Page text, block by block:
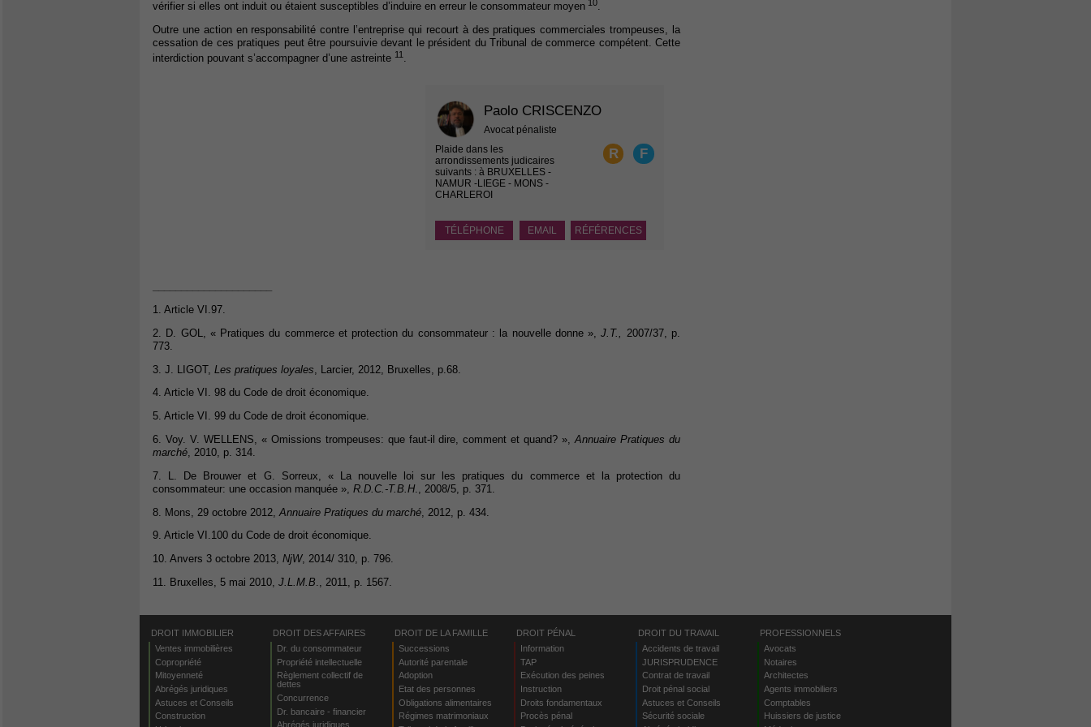
vérifier si elles ont induit ou étaient susceptibles d’induire en erreur le consommateur moyen 10.
Outre une action en responsabilité contre l’entreprise qui recourt à des pratiques commerciales trompeuses, la
cessation de ces pratiques peut être poursuivie devant le président du Tribunal de commerce compétent. Cette
interdiction pouvant s’accompagner d’une astreinte 11 .
Paolo CRISCENZO
Avocat pénaliste
R F
Plaide dans les
arrondissements judicaires
suivants : à BRUXELLES -
NAMUR -LIEGE - MONS -
CHARLEROI
TÉLÉPHONE EMAIL RÉFÉRENCES
1. Article VI.97.
2. D. GOL, « Pratiques du commerce et protection du consommateur : la nouvelle donne »,
J.T.,
2007/37, p.
773.
3. J. LIGOT, Les pratiques loyales , Larcier, 2012, Bruxelles, p.68.
4. Article VI. 98 du Code de droit économique.
5. Article VI. 99 du Code de droit économique.
6. Voy. V. WELLENS, « Omissions trompeuses: que faut-il dire, comment et quand? »,
Annuaire Pratiques du
marché , 2010, p. 314.
7. L. De Brouwer et G. Sorreux, « La nouvelle loi sur les pratiques du commerce et la protection du
consommateur: une occasion manquée », R.D.C.-T.B.H., 2008/5, p. 371.
8. Mons, 29 octobre 2012, Annuaire Pratiques du marché , 2012, p. 434.
9. Article VI.100 du Code de droit économique.
10. Anvers 3 octobre 2013, NjW, 2014/ 310, p. 796.
11. Bruxelles, 5 mai 2010, J.L.M.B ., 2011, p. 1567.
DROIT IMMOBILIER
Ventes immobilières
Copropriété
Mitoyenneté
Abrégés juridiques
Astuces et Conseils
Construction
DROIT DES AFFAIRES
Dr. du consommateur
Propriété intellectuelle
Règlement collectif de
dettes
Concurrence
Dr. bancaire - financier
Abrégés juridiques
DROIT DE LA FAMILLE
Successions
Autorité parentale
Adoption
Etat des personnes
Obligations alimentaires
Régimes matrimoniaux
DROIT PÉNAL
Information
TAP
Exécution des peines
Instruction
Droits fondamentaux
Procès pénal
DROIT DU TRAVAIL
Accidents de travail
JURISPRUDENCE
Contrat de travail
Droit pénal social
Astuces et Conseils
Sécurité sociale
PROFESSIONNELS
Avocats
Notaires
Architectes
Agents immobiliers
Comptables
Huissiers de justice